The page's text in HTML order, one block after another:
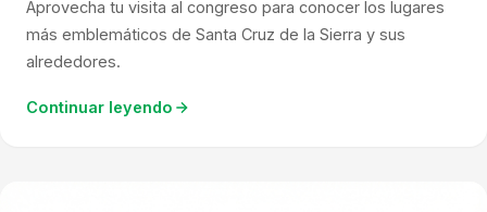
Aprovecha tu visita al congreso para conocer los lugares
más emblemáticos de Santa Cruz de la Sierra y sus
alrededores.
Continuar leyendo